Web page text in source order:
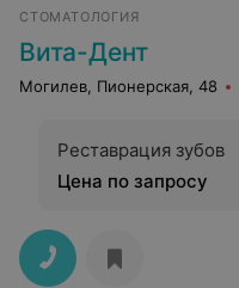
СТОМАТОЛОГИЯ
Вита-Дент
Могилев, Пионерская, 48
Реставрация зубов
Цена по запросу